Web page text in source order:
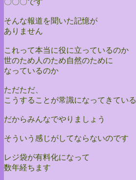
〇〇〇です
そんな報道を聞いた記憶が
ありません
これって本当に役に立っているのか
世のため人のため自然のために
なっているのか
ただただ、
こうすることが常識になってきている
だからみんなでやりましょう
そういう感じがしてならないのです
レジ袋が有料化になって
数年経ちます